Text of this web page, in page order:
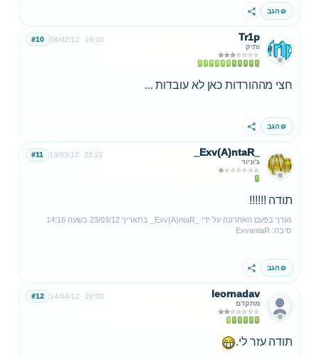
הגב שתף
Tr1p
ותיק
06/02/12 19:10
#10
חצי מההורדות כאן לא עובדות ...
הגב שתף
_Exv(A)ntaR_
ג'וניור
13/03/12 22:22
#11
תודה !!!!!!
נערך בפעם האחרונה על ידי _Exv(A)ntaR_ בתאריך 23/03/12 בשעה 14:16
סיבה:
הגב שתף
leornadav
מתקדם
14/04/12 20:03
#12
תודה עזר לי.